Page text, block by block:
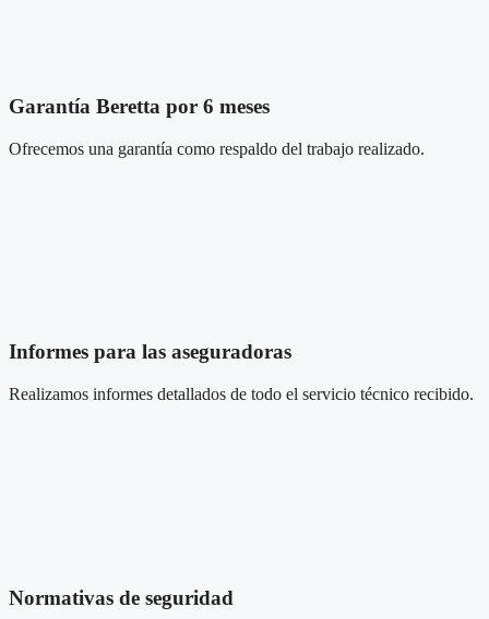
Garantía Beretta por 6 meses
Ofrecemos una garantía como respaldo del trabajo realizado.
Informes para las aseguradoras
Realizamos informes detallados de todo el servicio técnico recibido.
Normativas de seguridad